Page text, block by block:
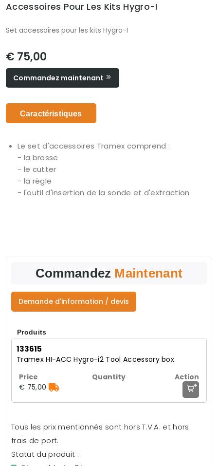
Accessoires Pour Les Kits Hygro-I
Set accessoires pour les kits Hygro-I
€ 75,00
Commandez maintenant
Caractéristiques
Le set d'accessoires Tramex comprend :
- la brosse
- le cutter
- la règle
- l'outil d'insertion de la sonde et d'extraction
Commandez Maintenant
Demande d'information / devis
Produits
133615
Tramex HI-ACC Hygro-i2 Tool Accessory box
€ 75,00 +
Tous les prix mentionnés sont hors T.V.A. et hors
frais de port.
Statut du produit :